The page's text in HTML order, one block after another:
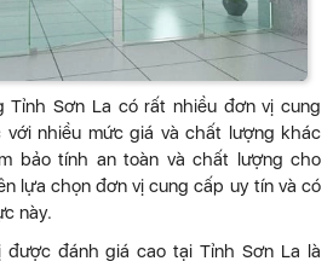
Tỉnh Sơn La có rất nhiều đơn vị cung
nhiều mức giá và chất lượng khác
bảo tính an toàn và chất lượng cho
lựa chọn đơn vị cung cấp uy tín và có
này.
đánh giá cao tại Tỉnh Sơn La là